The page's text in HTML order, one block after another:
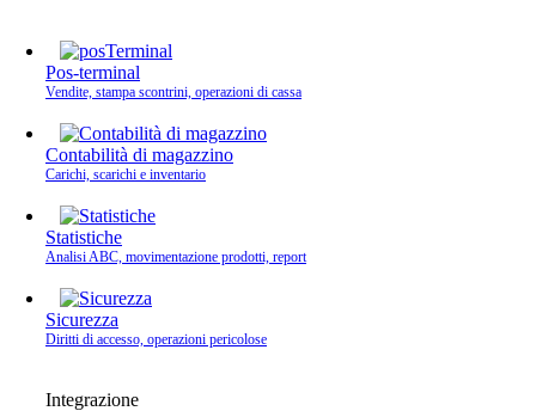
Pos-terminal
Vendite, stampa scontrini, operazioni di cassa
Contabilità di magazzino
Carichi, scarichi e inventario
Statistiche
Analisi ABC, movimentazione prodotti, report
Sicurezza
Diritti di accesso, operazioni pericolose
Integrazione